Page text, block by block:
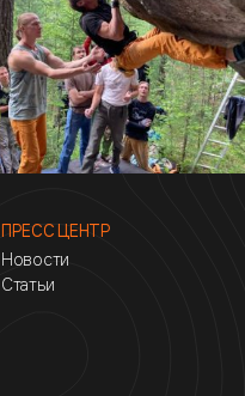
ПРЕСС ЦЕНТР
Новости
Статьи